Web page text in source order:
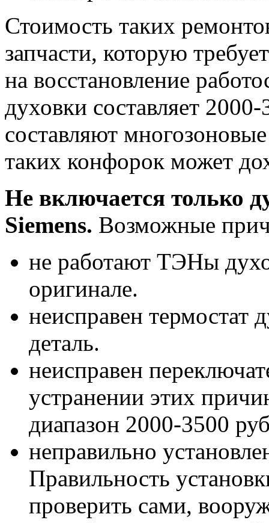
Стоимость таких
запчасти, которую
на восстановление
духовки составляет
составляют
таких конфорок может
Не включается только
Siemens. Возможные
не работают ТЭНы
оригинале.
неисправен термостат
деталь.
неисправен
устранении этих
диапазон 2000-3500
неправильно
Правильность
проверить сами,